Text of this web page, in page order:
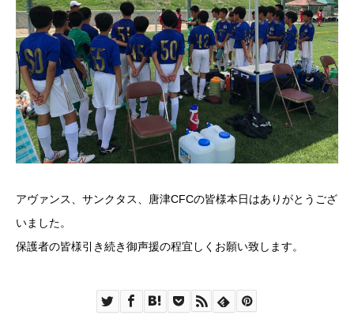
アヴァンス、サンクタス、唐津CFCの皆様本日はありがとうござ
いました。
保護者の皆様引き続き御声援の程宜しくお願い致します。